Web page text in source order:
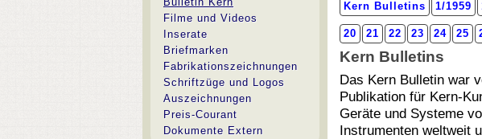
Filme und Videos
Inserate
Briefmarken
Fabrikationszeichnungen
Schriftzüge und Logos
Auszeichnungen
Preis-Courant
Dokumente Extern
Kern Bulletins 1/1959
20 21 22 23 24 25
Kern Bulletins
Das Kern Bulletin war
Publikation für Kern-
Geräte und Systeme
Instrumenten weltweit